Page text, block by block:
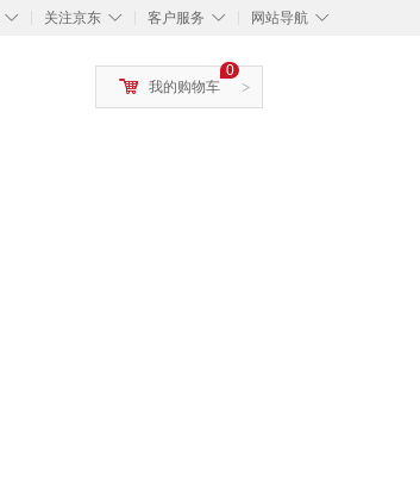
◇ ◇
关注京东 ◇
客户服务 ◇
网站导航
>
0
我的购物车